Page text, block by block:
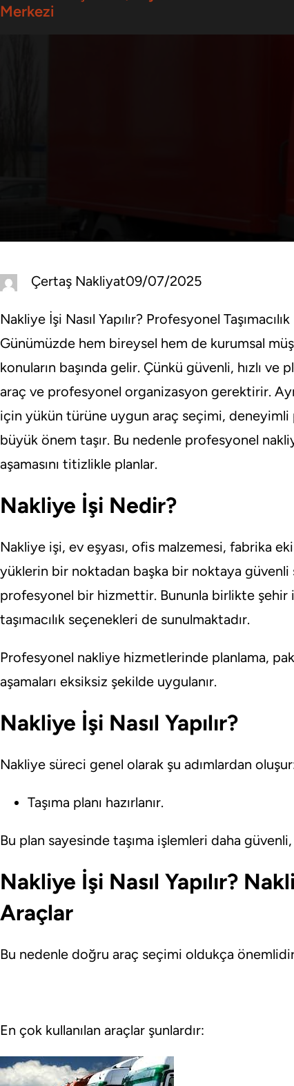
Merkezi
Çertaş Nakliyat09/07/2025
Nakliye İşi Nasıl Yapılır? Profesyonel
Günümüzde hem bireysel hem de kurumsal
konuların başında gelir. Çünkü güvenli, hızlı ve
araç ve profesyonel organizasyon gerektirir.
için yükün türüne uygun araç seçimi, deneyimli
büyük önem taşır. Bu nedenle profesyonel
aşamasını titizlikle planlar.
Nakliye İşi Nedir?
Nakliye işi, ev eşyası, ofis malzemesi, fabrika
yüklerin bir noktadan başka bir noktaya güvenli
profesyonel bir hizmettir. Bununla birlikte şehir
taşımacılık seçenekleri de sunulmaktadır.
Profesyonel nakliye hizmetlerinde planlama,
aşamaları eksiksiz şekilde uygulanır.
Nakliye İşi Nasıl Yapılır?
Nakliye süreci genel olarak şu adımlardan
Taşıma planı hazırlanır.
Bu plan sayesinde taşıma işlemleri daha güvenli,
Nakliye İşi Nasıl Yapılır?
Araçlar
Bu nedenle doğru araç seçimi oldukça
En çok kullanılan araçlar şunlardır: